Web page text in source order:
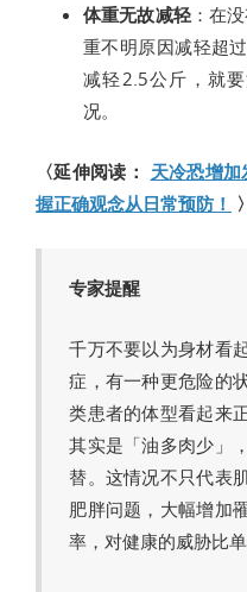
体重无故减轻：在
重不明原因减轻超
减轻2.5公斤，就
况。
〈延伸阅读： 天冷恐增
握正确观念从日常预防！ 〉
专家提醒
千万不要以为身材看
症，有一种更危险的
类患者的体型看起来
其实是「油多肉少」
替。这情况不只代表
肥胖问题，大幅增加
率，对健康的威胁比